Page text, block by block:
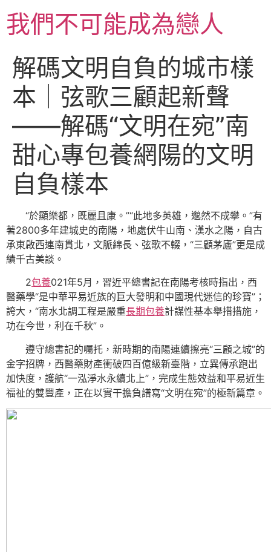
至
主我們不可能成為戀人
解碼文明自負的城市樣
本｜弦歌三顧起新聲
——解碼“文明在宛”南
甜心專包養網陽的文明
自負樣本
“於顯樂都，既麗且康。”“此地多英雄，邈然不成攀。”有
著2800多年建城史的南陽，地處伏牛山南、漢水之陽，自古
承東啟西連南貫北，文脈綿長、弦歌不輟，“三顧茅廬”更是成
績千古美談。
2包養021年5月，習近平總書記在南陽考核時指出，西
醫藥學“是中華平易近族的巨大發明和中國現代迷信的珍寶”；
誇大，“南水北調工程是嚴重長期包養計謀性基本舉措措施，
功在今世，利在千秋”。
遵守總書記的囑托，新時期的南陽連續擦亮“三顧之城”的
金字招牌，西醫藥財產衝破四百億級新臺階，立異傳承跑出
加快度，護航“一泓淨水永續北上”，完成生態效益和平易近生
福祉的雙豐產，正在以實干擔負譜寫“文明在宛”的極新篇章。